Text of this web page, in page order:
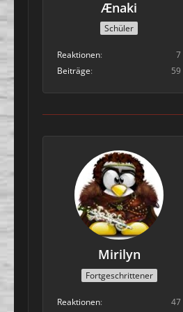
Ænaki
Schüler
Reaktionen
7
Beiträge
59
Mirilyn
Fortgeschrittener
Reaktionen
47